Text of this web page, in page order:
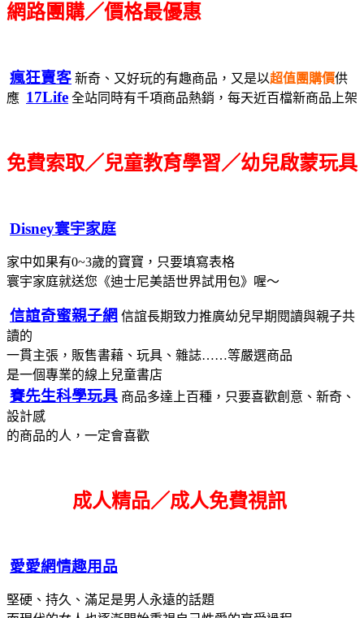
網路團購／價格最優惠
瘋狂賣客 新奇、又好玩的有趣商品，又是以超值團購價供
應 17Life 全站同時有千項商品熱銷，每天近百檔新商品上架
免費索取／兒童教育學習／幼兒啟蒙玩具
Disney寰宇家庭
家中如果有0~3歲的寶寶，只要填寫表格
寰宇家庭就送您《迪士尼美語世界試用包》喔～
信誼奇蜜親子網 信誼長期致力推廣幼兒早期閱讀與親子共
讀的
一貫主張，販售書藉、玩具、雜誌……等嚴選商品
是一個專業的線上兒童書店
賽先生科學玩具 商品多達上百種，只要喜歡創意、新奇、
設計感
的商品的人，一定會喜歡
成人精品／成人免費視訊
愛愛網情趣用品
堅硬、持久、滿足是男人永遠的話題